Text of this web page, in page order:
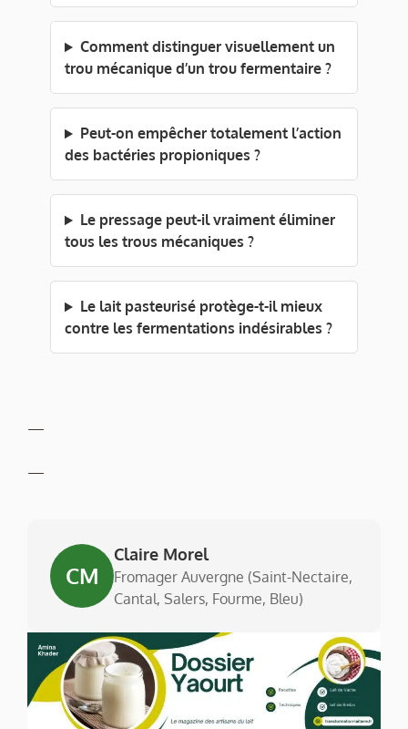
Comment distinguer visuellement un
trou mécanique d’un trou fermentaire ?
Peut-on empêcher totalement l’action
des bactéries propioniques ?
Le pressage peut-il vraiment éliminer
tous les trous mécaniques ?
Le lait pasteurisé protège-t-il mieux
contre les fermentations indésirables ?
—
—
CM
Claire Morel
Fromager Auvergne (Saint-Nectaire,
Cantal, Salers, Fourme, Bleu)